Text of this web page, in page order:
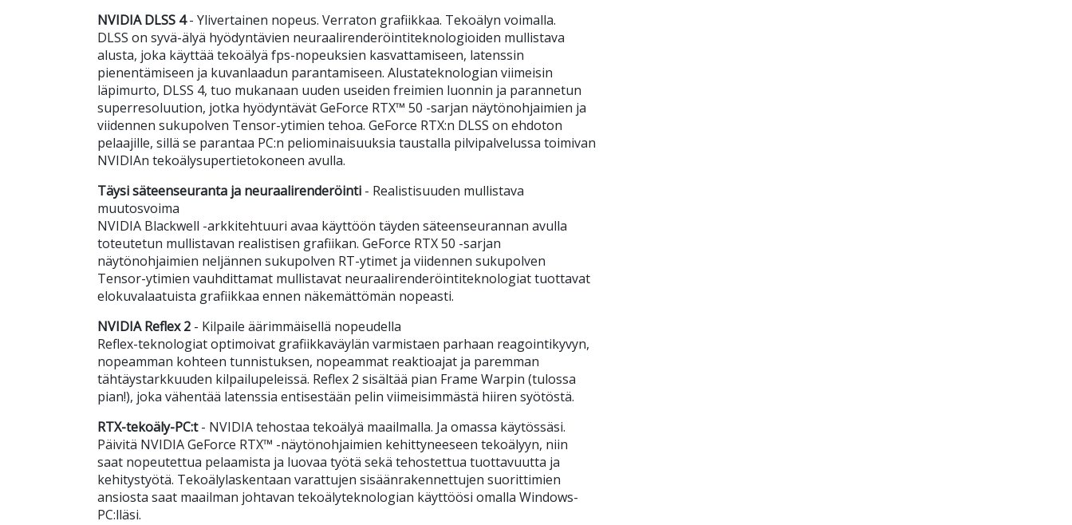
NVIDIA DLSS 4- Ylivertainen nopeus. Verraton grafiikkaa. Tekoälyn voimalla.
DLSS on syvä-älyä hyödyntävien neuraalirenderöintiteknologioiden mullistava
alusta, joka käyttää tekoälyä fps-nopeuksien kasvattamiseen, latenssin
pienentämiseen ja kuvanlaadun parantamiseen. ‌Alustateknologian viimeisin
läpimurto, DLSS 4, tuo mukanaan uuden useiden freimien luonnin ja parannetun
superresoluution, jotka hyödyntävät GeForce RTX™ 50 -sarjan näytönohjaimien ja
viidennen sukupolven Tensor-ytimien tehoa. GeForce RTX:n DLSS on ehdoton
pelaajille, sillä se parantaa PC:n peliominaisuuksia taustalla pilvipalvelussa toimivan
NVIDIAn tekoälysupertietokoneen avulla.
Täysi säteenseuranta ja neuraalirenderöinti - Realistisuuden mullistava
muutosvoima
NVIDIA Blackwell -arkkitehtuuri avaa käyttöön täyden säteenseurannan avulla
toteutetun mullistavan realistisen grafiikan. GeForce RTX 50 -sarjan
näytönohjaimien neljännen sukupolven RT-ytimet ja viidennen sukupolven
Tensor-ytimien vauhdittamat mullistavat neuraalirenderöintiteknologiat tuottavat
elokuvalaatuista grafiikkaa ennen näkemättömän nopeasti.
NVIDIA Reflex 2 - Kilpaile äärimmäisellä nopeudella
Reflex-teknologiat optimoivat grafiikkaväylän varmistaen parhaan reagointikyvyn,
nopeamman kohteen tunnistuksen, nopeammat reaktioajat ja paremman
tähtäystarkkuuden kilpailupeleissä. Reflex 2 sisältää pian Frame Warpin (tulossa
pian!), joka vähentää latenssia entisestään pelin viimeisimmästä hiiren syötöstä.
RTX-tekoäly-PC:t- NVIDIA tehostaa tekoälyä maailmalla. Ja omassa käytössäsi.
Päivitä NVIDIA GeForce RTX™ -näytönohjaimien kehittyneeseen tekoälyyn, niin
saat nopeutettua pelaamista ja luovaa työtä sekä tehostettua tuottavuutta ja
kehitystyötä. Tekoälylaskentaan varattujen sisäänrakennettujen suorittimien
ansiosta saat maailman johtavan tekoälyteknologian käyttöösi omalla Windows-
PC:lläsi.